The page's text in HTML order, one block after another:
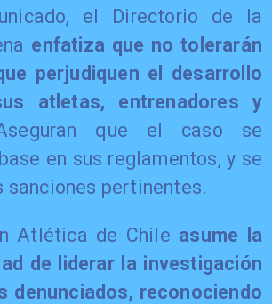
el Directorio de la
enfatiza que no tolerarán
perjudiquen el desarrollo
atletas, entrenadores y
que el caso se
en sus reglamentos, y se
sanciones pertinentes.
Atlética de Chile asume la
de liderar la investigación
denunciados, reconociendo